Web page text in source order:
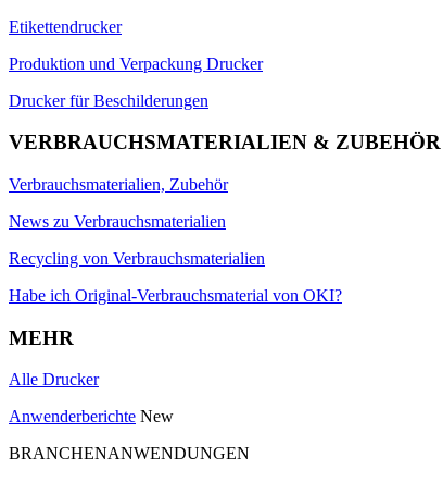
Etikettendrucker
Produktion und Verpackung Drucker
Drucker für Beschilderungen
VERBRAUCHSMATERIALIEN & ZUBEHÖR
Verbrauchsmaterialien, Zubehör
News zu Verbrauchsmaterialien
Recycling von Verbrauchsmaterialien
Habe ich Original-Verbrauchsmaterial von OKI?
MEHR
Alle Drucker
Anwenderberichte New
BRANCHENANWENDUNGEN